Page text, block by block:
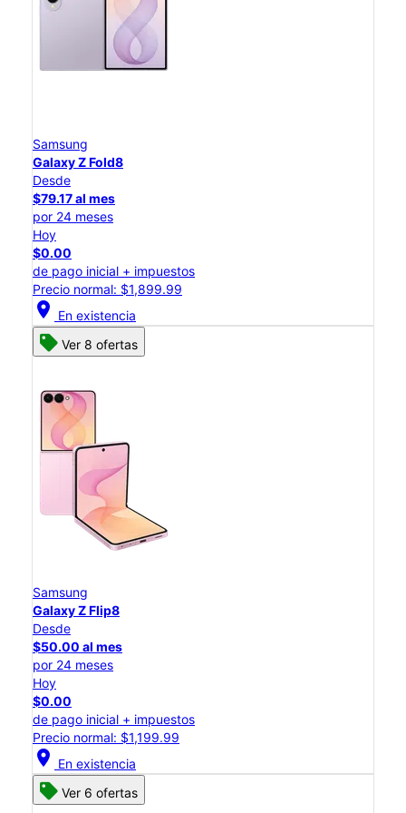
Samsung
Galaxy Z Fold8
Desde
$79.17 al mes
por 24 meses
Hoy
$0.00
de pago inicial + impuestos
Precio normal: $1,899.99
location_on En existencia
Ver 8 ofertas
Samsung
Galaxy Z Flip8
Desde
$50.00 al mes
por 24 meses
Hoy
$0.00
de pago inicial + impuestos
Precio normal: $1,199.99
location_on En existencia
Ver 6 ofertas